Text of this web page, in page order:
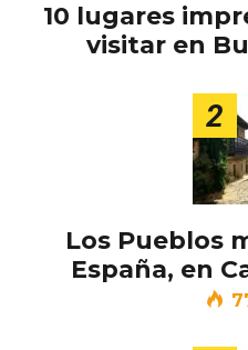
10 lugares
visitar en
2
Los Pueblos
España, en
Disfrutar de la
en 2026